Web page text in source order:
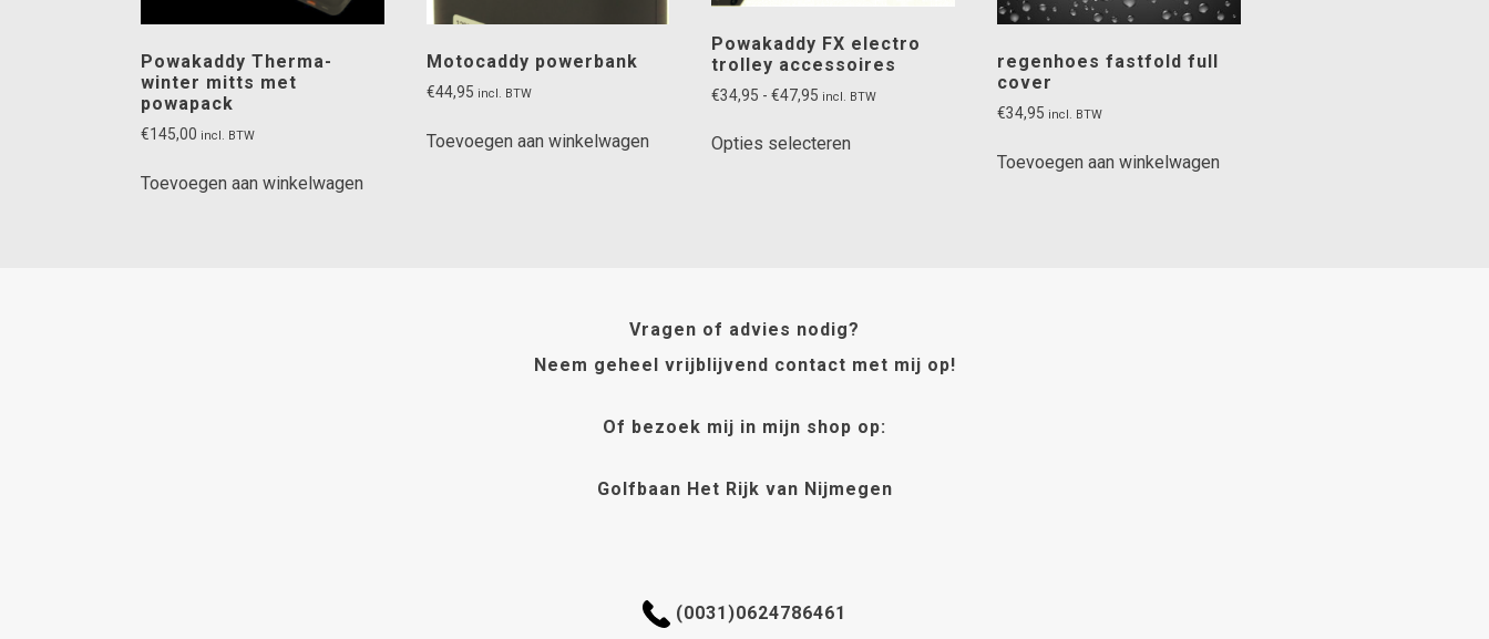
Powakaddy Therma-
winter mitts met
powapack
€145,00 incl. BTW
Toevoegen aan winkelwagen
Motocaddy powerbank
€44,95 incl. BTW
Toevoegen aan winkelwagen
Powakaddy FX electro
trolley accessoires
€34,95 - €47,95 Prijsklasse:
tot
incl. BTW
Opties selecteren
gekozen
worden
regenhoes fastfold full
cover
€34,95 incl. BTW
Toevoegen aan winkelwagen
Vragen of advies nodig?
Neem geheel vrijblijvend contact met mij op!
Of bezoek mij in mijn shop op:
Golfbaan Het Rijk van Nijmegen
(0031)0624786461